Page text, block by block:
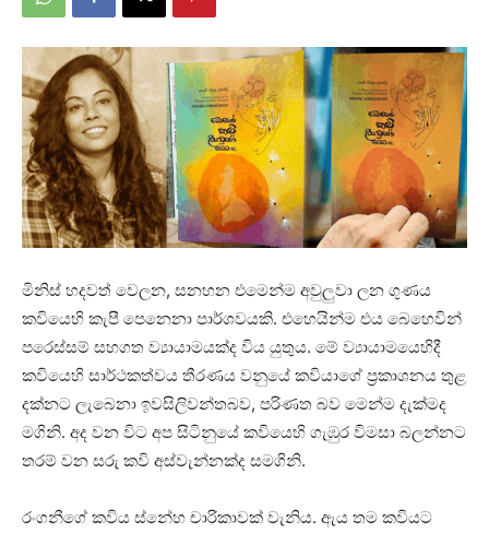
මිනිස් හදවත් වෙලන, සනහන එමෙන්ම අවුලුවා ලන ගුණය
කවියෙහි කැපී පෙනෙනා පාර්ශවයකි. එහෙයින්ම එය බෙහෙවින්
පරෙස්සම් සහගත ව්‍යායාමයක්ද විය යුතුය. මේ ව්‍යායාමයෙහිදී
කවියෙහි සාර්ථකත්වය තීරණය වනුයේ කවියාගේ ප්‍රකාශනය තුළ
දක්නට ලැබෙනා ඉවසිලිවන්තබව, පරිණත බව මෙන්ම දැක්මද
මගිනි. අද වන විට අප සිටිනුයේ කවියෙහි ගැඹුර විමසා බලන්නට
තරම් වන සරු කවි අස්වැන්නක්ද සමගිනි.
රංගනීගේ කවිය ස්නේහ චාරිකාවක් වැනිය. ඇය තම කවියට